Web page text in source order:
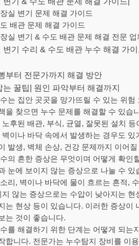
실 변기 문제 해결 가이드
배관 문제 해결 가이드
실 변기 & 수도 배관 문제 해결 전문 업
변기 수리 & 수도 배관 누수 해결 가
부터 전문가까지 해결 방안
는 꿀팁| 원인 파악부터 해결까지
는 집안 곳곳을 망가뜨릴 수 있는 위
을 찾으면 누수 문제를 해결할 수 있습
노후된 배관, 부식, 균열, 잘못된 설치
벽이나 바닥 속에서 발생하는 경우도
발생, 벽체 손상, 건강 문제까지 이어
의 흔한 증상은 무엇이며 어떻게 확인
눈에 보이지 않는 증상으로 나눌 수
리, 벽이나 바닥에 물이 흐르는 흔적,
지 않는 증상으로는 수압이 낮아지는
는 현상 등이 있습니다. 이러한 증상이
는 것이 좋습니다.
를 해결하기 위한 단계는 어떻게 되는
합니다. 전문가는 누수탐지 장비를 이